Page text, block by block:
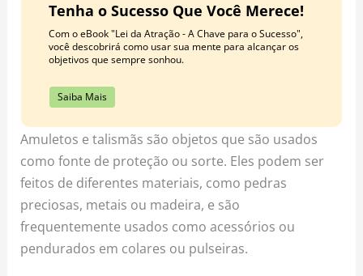
Tenha o Sucesso Que Você Merece!
Com o eBook "Lei da Atração - A Chave para o Sucesso",
você descobrirá como usar sua mente para alcançar os
objetivos que sempre sonhou.
Saiba Mais
Amuletos e talismãs são objetos que são usados
como fonte de proteção ou sorte. Eles podem ser
feitos de diferentes materiais, como pedras
preciosas, metais ou madeira, e são
frequentemente usados como acessórios ou
pendurados em colares ou pulseiras.